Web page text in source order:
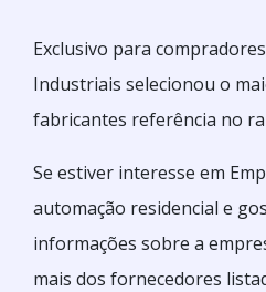
Exclusivo para
Industriais selecionou o
fabricantes referência no
Se estiver interesse em
automação residencial e
informações sobre a
mais dos fornecedores